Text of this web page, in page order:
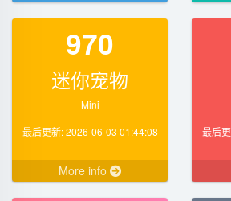
970
迷你宠物
Mini
最后更新: 2026-06-03 01:44:08
More info
最后